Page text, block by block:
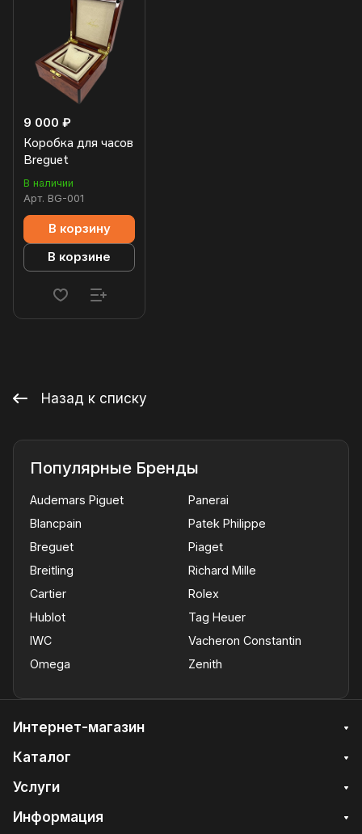
9 000 ₽
Коробка для часов
Breguet
В наличии
Арт. BG-001
В корзину
В корзине
Назад к списку
Популярные Бренды
Audemars Piguet
Blancpain
Breguet
Breitling
Cartier
Hublot
IWC
Omega
Panerai
Patek Philippe
Piaget
Richard Mille
Rolex
Tag Heuer
Vacheron Constantin
Zenith
Интернет-магазин
Каталог
Услуги
Информация